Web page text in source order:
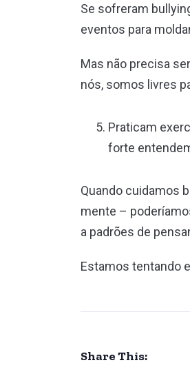
Se sofreram
eventos para
Mas não precisa
nós, somos livres
Praticam
forte
Quando cuidamos
mente –
a padrões de
Estamos tentando
Share This: